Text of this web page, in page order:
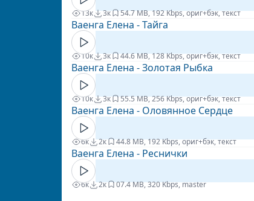
13к 3к 54.7 MB, 192 Kbps, ориг+бэк, текст
Ваенга Елена - Тайга
10к 3к 44.6 MB, 128 Kbps, ориг+бэк, текст
Ваенга Елена - Золотая Рыбка
10к 3к 55.5 MB, 256 Kbps, ориг+бэк, текст
Ваенга Елена - Оловянное Сердце
6к 2к 44.8 MB, 192 Kbps, ориг+бэк, текст
Ваенга Елена - Реснички
6к 2к 07.4 MB, 320 Kbps, master